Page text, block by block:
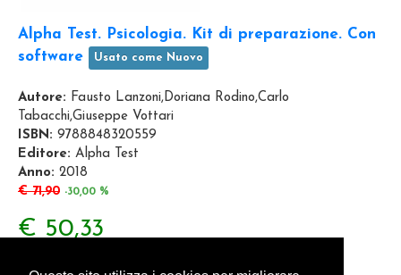
Alpha Test. Psicologia. Kit di preparazione. Con
software
Usato come Nuovo
Autore: Fausto Lanzoni,Doriana Rodino,Carlo
Tabacchi,Giuseppe Vottari
ISBN: 9788848320559
Editore: Alpha Test
Anno: 2018
€ 71,90 -30,00 %
€ 50,33